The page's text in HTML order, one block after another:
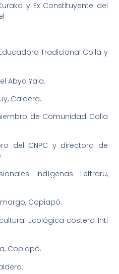
y Ex Constituyente del
Tradicional Colla y
Abya Yala.
Caldera.
de Comunidad Colla
del CNPC y directora de
Indígenas Leftraru,
Copiapó.
Ecológica costera Inti
Copiapó.